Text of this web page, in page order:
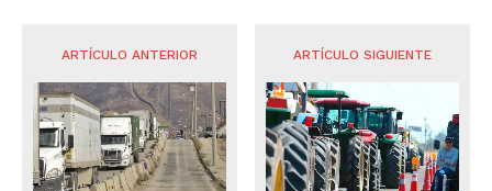
ARTÍCULO ANTERIOR ARTÍCULO SIGUIENTE